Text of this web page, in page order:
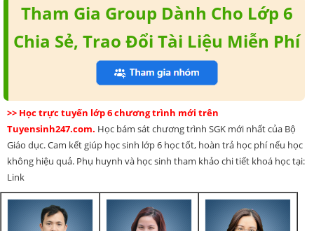
Tham Gia Group Dành Cho Lớp 6
Chia Sẻ, Trao Đổi Tài Liệu Miễn Phí
>> Học trực tuyến lớp 6 chương trình mới trên
Tuyensinh247.com. Học bám sát chương trình SGK mới nhất của Bộ
Giáo dục. Cam kết giúp học sinh lớp 6 học tốt, hoàn trả học phí nếu học
không hiệu quả. Phụ huynh và học sinh tham khảo chi tiết khoá học tại:
Link